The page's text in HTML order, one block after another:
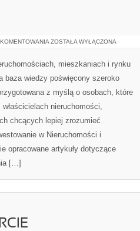
OKIEM
ZOSTAŁA WYŁĄCZONA
mieszkaniach i rynku
baza wiedzy poświęcony szeroko
z myślą o osobach, które
nieruchomości,
chcących lepiej zrozumieć
w Nieruchomości i
opracowane artykuły dotyczące
[…]